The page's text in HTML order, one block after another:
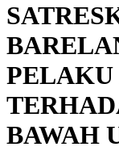
PELAKU
BAWAH